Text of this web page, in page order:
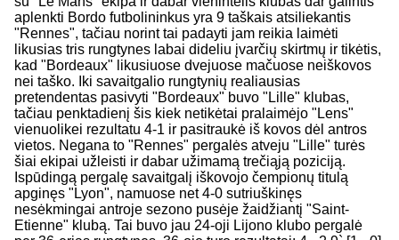
aplenkti Bordo futbolininkus yra 9 taškais atsiliekantis
"Rennes", tačiau norint tai padayti jam reikia laimėti
likusias tris rungtynes labai dideliu įvarčių skirtmų ir tikėtis,
kad "Bordeaux" likusiuose dvejuose mačuose neiškovos
nei taško. Iki savaitgalio rungtynių realiausias
pretendentas pasivyti "Bordeaux" buvo "Lille" klubas,
tačiau penktadienį šis kiek netikėtai pralaimėjo "Lens"
vienuolikei rezultatu 4-1 ir pasitraukė iš kovos dėl antros
vietos. Negana to "Rennes" pergalės atveju "Lille" turės
šiai ekipai užleisti ir dabar užimamą trečiąją poziciją.
Ispūdingą pergalę savaitgalį iškovojo čempionų titulą
apginęs "Lyon", namuose net 4-0 sutriuškinęs
nesėkmingai antroje sezono pusėje žaidžiantį "Saint-
Etienne" klubą. Tai buvo jau 24-oji Lijono klubo pergalė